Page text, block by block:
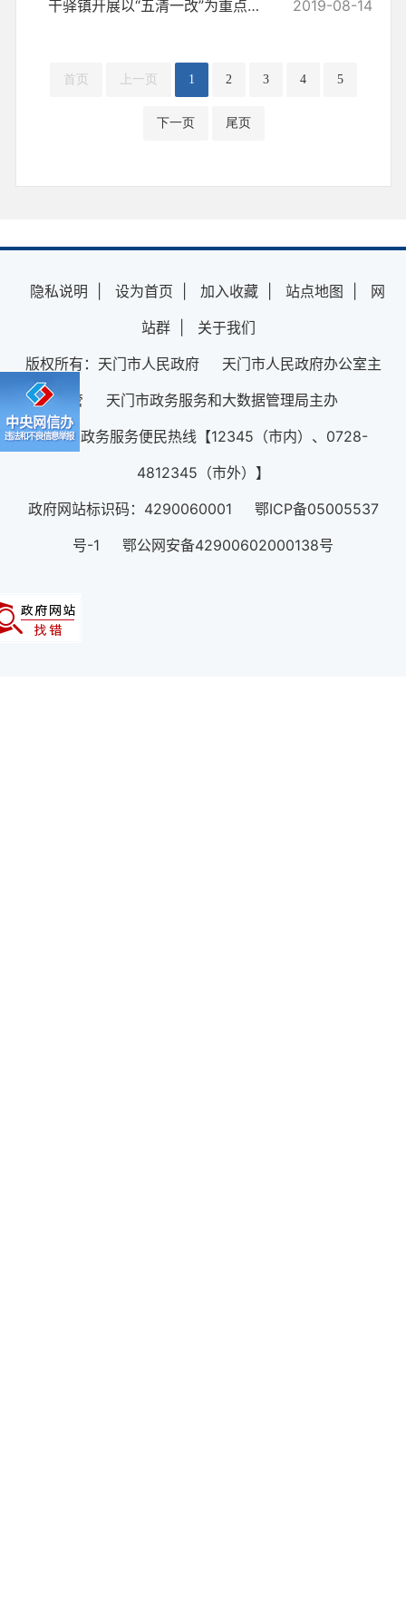
干驿镇开展以“五清一改”为重点的村庄清洁行动夏季战役 2019-08-14
首页 上一页 1 2 3 4 5
下一页 尾页
隐私说明 设为首页 加入收藏 站点地图
网
站群
关于我们
版权所有：天门市人民政府 天门市人民政府办公室主
管 天门市政务服务和大数据管理局主办
12345政务服务便民热线【12345（市内）、0728-
4812345（市外）】
政府网站标识码：4290060001 鄂ICP备05005537
号-1 鄂公网安备42900602000138号